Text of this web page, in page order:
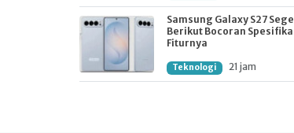
Samsung Galaxy S27
Berikut Bocoran
Fiturnya
Teknologi 21 jam